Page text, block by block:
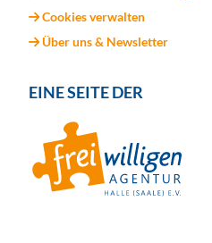
Cookies verwalten
Über uns & Newsletter
EINE SEITE DER